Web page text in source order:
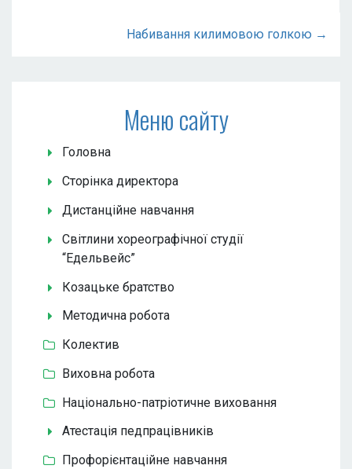
Набивання килимовою голкою →
Меню сайту
Головна
Сторінка директора
Дистанційне навчання
Світлини хореографічної студії
“Едельвейс”
Козацьке братство
Методична робота
Колектив
Виховна робота
Національно-патріотичне виховання
Атестація педпрацівників
Профорієнтаційне навчання